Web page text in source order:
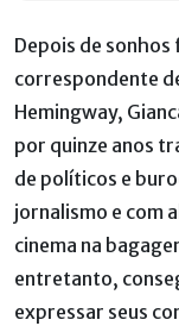
Depois de
correspondente
Hemingway,
por quinze anos
de políticos e
jornalismo e com
cinema na
entretanto,
expressar seus